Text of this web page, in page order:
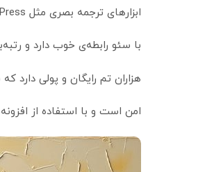
ابزارهای ترجمه بصری مثل TranslatePress را در اختیار شما قرار می‌دهد.
با سئو رابطه‌ی خوب دارد و
هزاران تم رایگان و پولی دارد
امن است و با استفاده از